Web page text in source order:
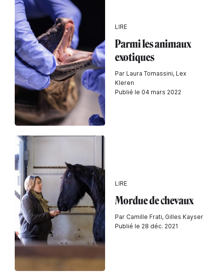
LIRE
Parmi les animaux
exotiques
Par Laura Tomassini, Lex
Kleren
Publié le 04 mars 2022
LIRE
Mordue de chevaux
Par Camille Frati, Gilles Kayser
Publié le 28 déc. 2021